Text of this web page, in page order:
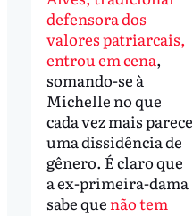
defensora dos
valores patriarcais,
entrou em cena,
somando-se à
Michelle no que
cada vez mais parece
uma dissidência de
gênero. É claro que
a ex-primeira-dama
sabe que não tem